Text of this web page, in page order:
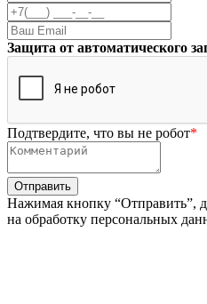
Защита от автоматического
Подтвердите, что вы не робот*
Нажимая кнопку “Отправить”,
на обработку персональных